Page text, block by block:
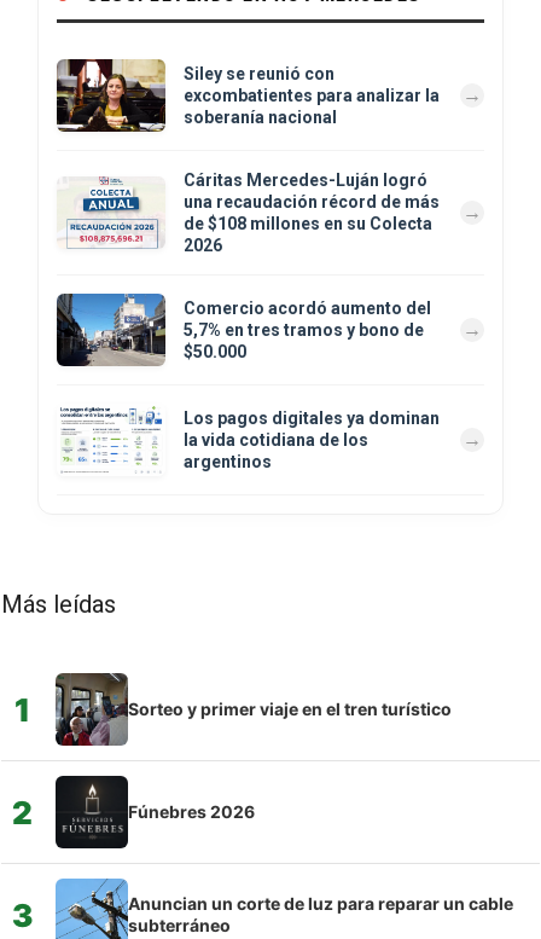
Siley se reunió con
excombatientes para analizar la
soberanía nacional
Cáritas Mercedes-Luján logró
una recaudación récord de más
de $108 millones en su Colecta
2026
Comercio acordó aumento del
5,7% en tres tramos y bono de
$50.000
Los pagos digitales ya dominan
la vida cotidiana de los
argentinos
Más leídas
1 Sorteo y primer viaje en el tren turístico
2 Fúnebres 2026
3
Anuncian un corte de luz para reparar un cable
subterráneo